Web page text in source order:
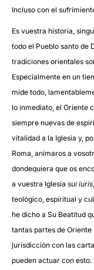
Incluso con el
Es vuestra historia,
todo el Pueblo santo de
tradiciones orientales
Especialmente en un
mide todo,
lo inmediato, el Oriente
siempre nuevas de
vitalidad a la Iglesia y,
Roma, animaros a
dondequiera que os
a vuestra Iglesia sui iuris
teológico, espiritual y
he dicho a Su Beatitud
tantas partes de
jurisdicción con las
pueden actuar con